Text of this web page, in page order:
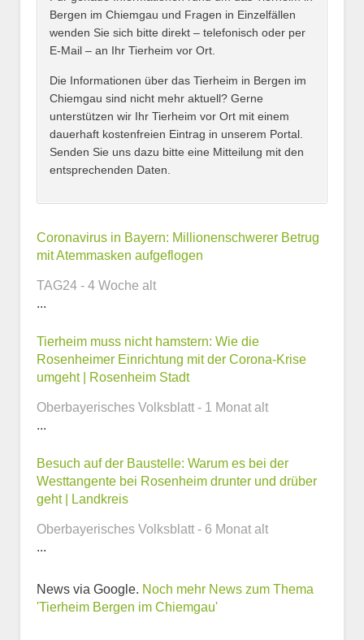
Kontaktmöglichkeiten
E-Mail-Adresse
Telefonnummer
Trägerverein
Bergen im Chiemgau und Fragen in Einzelfällen
wenden Sie sich bitte direkt – telefonisch oder per
E-Mail – an Ihr Tierheim vor Ort.
Die Informationen über das Tierheim in Bergen im
Chiemgau sind nicht mehr aktuell? Gerne
unterstützen wir Ihr Tierheim vor Ort mit einem
dauerhaft kostenfreien Eintrag in unserem Portal.
Senden Sie uns dazu bitte eine Mitteilung mit den
entsprechenden Daten.
Coronavirus in Bayern: Millionenschwerer Betrug
mit Atemmasken aufgeflogen
TAG24 - 4 Woche alt
...
Tierheim muss nicht hamstern: Wie die
Rosenheimer Einrichtung mit der Corona-Krise
umgeht | Rosenheim Stadt
Oberbayerisches Volksblatt - 1 Monat alt
...
Besuch auf der Baustelle: Warum es bei der
Westtangente bei Rosenheim drunter und drüber
geht | Landkreis
Oberbayerisches Volksblatt - 6 Monat alt
...
News via Google. Noch mehr News zum Thema
'Tierheim Bergen im Chiemgau'